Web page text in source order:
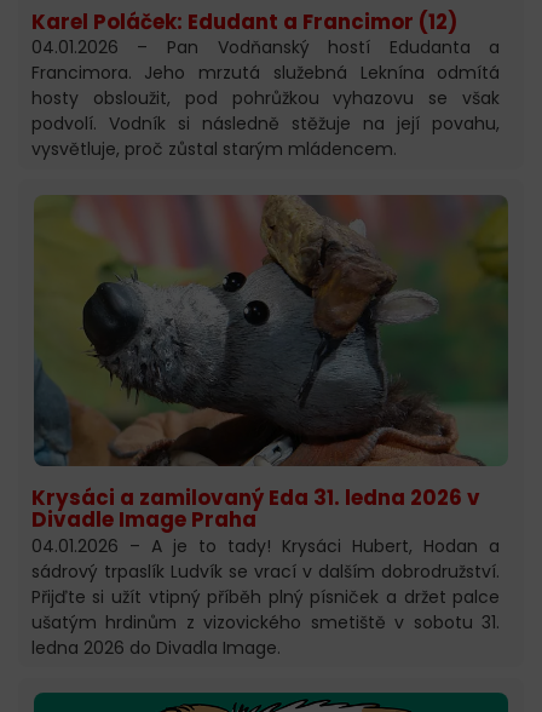
Karel Poláček: Edudant a Francimor (12)
04.01.2026 – Pan Vodňanský hostí Edudanta a
Francimora. Jeho mrzutá služebná Leknína odmítá
hosty obsloužit, pod pohrůžkou vyhazovu se však
podvolí. Vodník si následně stěžuje na její povahu,
vysvětluje, proč zůstal starým mládencem.
Krysáci a zamilovaný Eda 31. ledna 2026 v
Divadle Image Praha
04.01.2026 – A je to tady! Krysáci Hubert, Hodan a
sádrový trpaslík Ludvík se vrací v dalším dobrodružství.
Přijďte si užít vtipný příběh plný písniček a držet palce
ušatým hrdinům z vizovického smetiště v sobotu 31.
ledna 2026 do Divadla Image.